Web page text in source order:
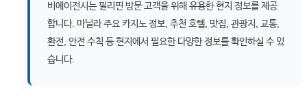
비에이전시는 필리핀 방문 고객을 위해 유용한 현지 정보를 제공
합니다. 마닐라 주요 카지노 정보, 추천 호텔, 맛집, 관광지, 교통,
환전, 안전 수칙 등 현지에서 필요한 다양한 정보를 확인하실 수 있
습니다.